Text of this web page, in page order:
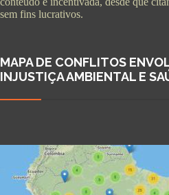
sem fins lucrativos.
MAPA DE CONFLITOS
INJUSTIÇA AMBIENTAL E